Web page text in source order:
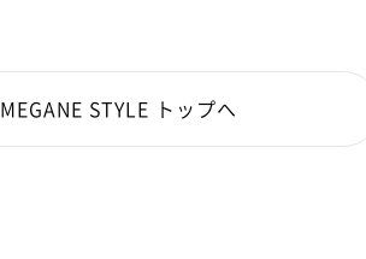
MEGANE STYLE トップへ